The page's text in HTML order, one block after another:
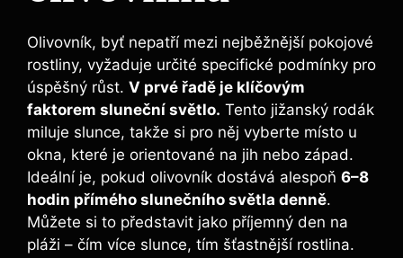
Olivovník, byť nepatří mezi nejběžnější pokojové
rostliny, vyžaduje určité specifické podmínky pro
úspěšný růst. V prvé řadě je klíčovým
faktorem sluneční světlo. Tento jižanský rodák
miluje slunce, takže si pro něj vyberte místo u
okna, které je orientované na jih nebo západ.
Ideální je, pokud olivovník dostává alespoň 6–8
hodin přímého slunečního světla denně.
Můžete si to představit jako příjemný den na
pláži – čím více slunce, tím šťastnější rostlina.